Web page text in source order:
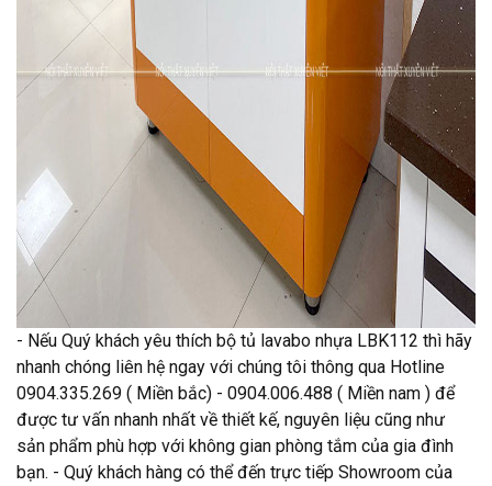
- Nếu Quý khách yêu thích bộ tủ lavabo nhựa LBK112 thì hãy
nhanh chóng liên hệ ngay với chúng tôi thông qua Hotline
0904.335.269 ( Miền bắc) - 0904.006.488 ( Miền nam ) để
được tư vấn nhanh nhất về thiết kế, nguyên liệu cũng như
sản phẩm phù hợp với không gian phòng tắm của gia đình
bạn. - Quý khách hàng có thể đến trực tiếp Showroom của